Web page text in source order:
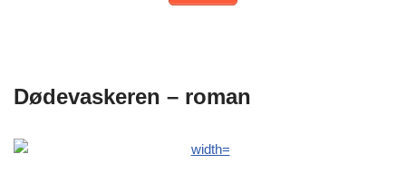
Dødevaskeren – roman